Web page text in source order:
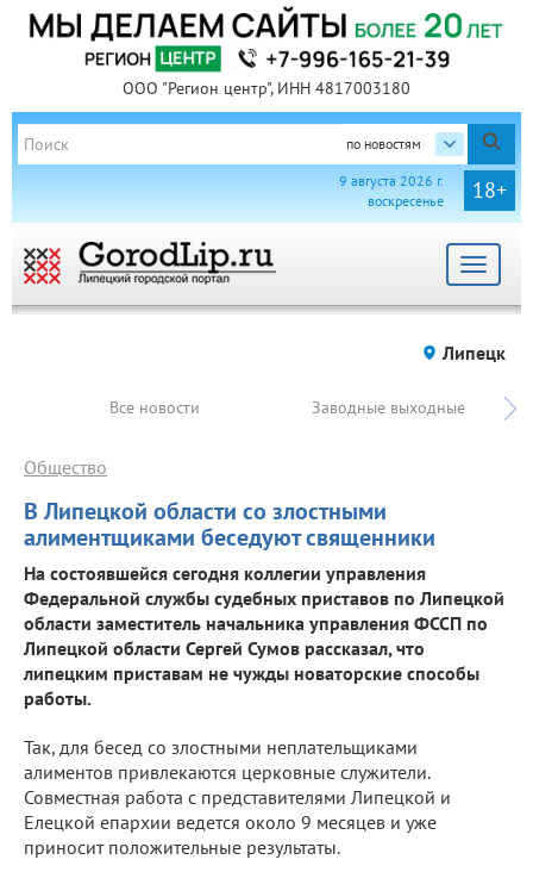
ООО "Регион центр", ИНН 4817003180
по новостям
18+
9 августа 2026 г.
воскресенье
Toggle
Липецк
Все новости Заводные выходные
В Липецкой области со злостными
алиментщиками беседуют священники
Общество
На состоявшейся сегодня коллегии управления
Федеральной службы судебных приставов по Липецкой
области заместитель начальника управления ФССП по
Липецкой области Сергей Сумов рассказал, что
липецким приставам не чужды новаторские способы
работы.
Так, для бесед со злостными неплательщиками
алиментов привлекаются церковные служители.
Совместная работа с представителями Липецкой и
Елецкой епархии ведется около 9 месяцев и уже
приносит положительные результаты.